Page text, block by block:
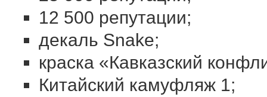
12 500 репутации;
декаль Snake;
краска «Кавказский
Китайский камуфляж 1;